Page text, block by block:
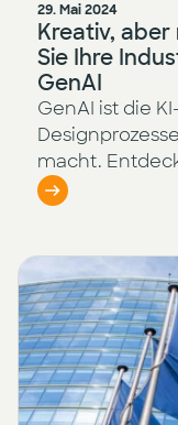
29. Mai 2024
Kreativ, aber
Sie Ihre
GenAI
GenAI ist die
macht.